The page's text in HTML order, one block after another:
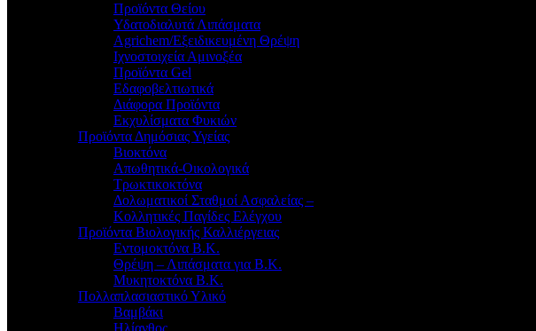
Προϊόντα Θείου
Υδατοδιαλυτά Λιπάσματα
Agrichem/Εξειδικευμένη Θρέψη
Ιχνοστοιχεία Αμινοξέα
Προϊόντα Gel
Εδαφοβελτιωτικά
Διάφορα Προϊόντα
Εκχυλίσματα Φυκιών
Προϊόντα Δημόσιας Υγείας
Βιοκτόνα
Απωθητικά-Οικολογικά
Τρωκτικοκτόνα
Δολωματικοί Σταθμοί Ασφαλείας –
Κολλητικές Παγίδες Ελέγχου
Προϊόντα Βιολογικής Καλλιέργειας
Εντομοκτόνα Β.Κ.
Θρέψη – Λιπάσματα για Β.Κ.
Μυκητοκτόνα Β.Κ.
Πολλαπλασιαστικό Υλικό
Βαμβάκι
Ηλίανθος